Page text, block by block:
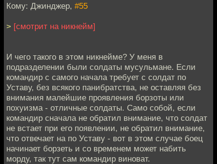
Кому: Джинджер, #55
> [смотрит на никнейм]
И чего такого в этом никнейме? У меня в
подразделении были солдаты мусульмане. Если
командир с самого начала требует с солдат по
Уставу, без всякого панибратства, не оставляя без
внимания малейшие проявления борзоты или
похуизма - отличные солдаты. Само собой, если
командир сначала не обратил внимание, что солдат
не встает при его появлении, не обратил внимание,
что отвечает на по Уставу - вот в этом случае боец
начинает борзеть и со временем может набить
морду, так тут сам командир виноват.